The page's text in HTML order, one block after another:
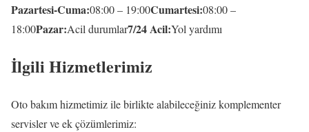
Pazartesi-Cuma:08:00 – 19:00Cumartesi:08:00 –
18:00Pazar:Acil durumlar7/24 Acil:Yol yardımı
İlgili Hizmetlerimiz
Oto bakım hizmetimiz ile birlikte alabileceğiniz komplementer
servisler ve ek çözümlerimiz: